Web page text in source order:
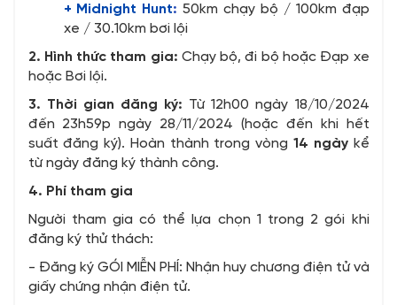
+ Midnight Hunt: 50km chạy bộ / 100km đạp
xe / 30.10km bơi lội
2. Hình thức tham gia: Chạy bộ, đi bộ hoặc Đạp xe
hoặc Bơi lội.
3. Thời gian đăng ký: Từ 12h00 ngày 18/10/2024
đến 23h59p ngày 28/11/2024 (hoặc đến khi hết
suất đăng ký). Hoàn thành trong vòng 14 ngày kể
từ ngày đăng ký thành công.
4. Phí tham gia
Người tham gia có thể lựa chọn 1 trong 2 gói khi
đăng ký thử thách:
- Đăng ký GÓI MIỄN PHÍ: Nhận huy chương điện tử và
giấy chứng nhận điện tử.